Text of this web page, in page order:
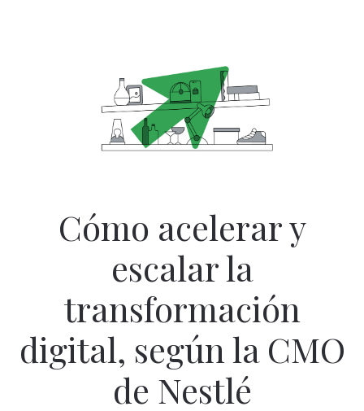
Cómo acelerar y
escalar la
transformación
digital, según la CMO
de Nestlé